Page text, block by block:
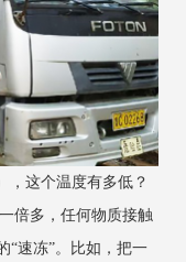
这个温度有多低？
倍多，任何物质接触
“速冻”。比如，把一